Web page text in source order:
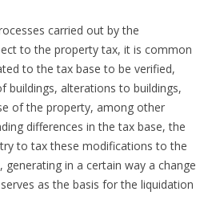
carried out by the
to the property tax, it is common
to the tax base to be verified,
buildings, alterations to buildings,
of the property, among other
differences in the tax base, the
to tax these modifications to the
generating in a certain way a change
as the basis for the liquidation